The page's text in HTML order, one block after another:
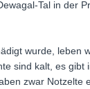
Tal in der
wurde, leben
sind kalt, es gibt
zwar Notzelte